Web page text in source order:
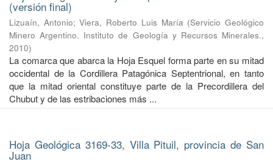
(versión final)
Lizuaín, Antonio;Viera, Roberto Luis María (Servicio Geológico
Minero Argentino. Instituto de Geología y Recursos Minerales.,
2010)
La comarca que abarca la Hoja Esquel forma parte en su mitad
occidental de la Cordillera Patagónica Septentrional, en tanto
que la mitad oriental constituye parte de la Precordillera del
Chubut y de las estribaciones más ...
Hoja Geológica 3169-33, Villa Pituil, provincia de San
Juan